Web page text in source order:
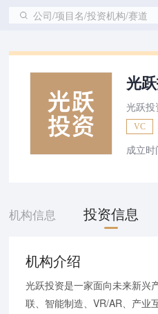
公司/项目名/投资机构/赛道
光
光跃投
VC
成立时
机构信息 投资信息
机构介绍
光跃投资是一家面向未来新兴
联、智能制造、VR/AR、产业